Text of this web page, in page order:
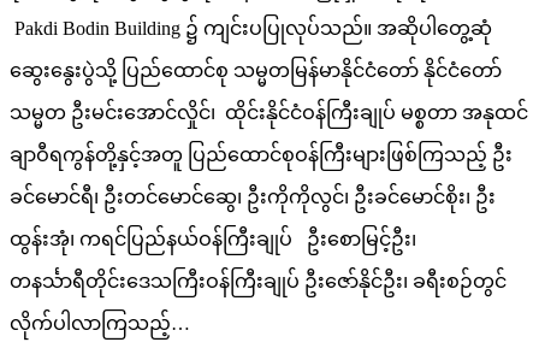
Pakdi Bodin Building ၌ ကျင်းပပြုလုပ်သည်။ အဆိုပါတွေ့ဆုံ
ဆွေးနွေးပွဲသို့ ပြည်ထောင်စု သမ္မတမြန်မာနိုင်ငံတော် နိုင်ငံတော်
သမ္မတ ဦးမင်းအောင်လှိုင်၊ ထိုင်းနိုင်ငံဝန်ကြီးချုပ် မစ္စတာ အနုထင်
ချာဝီရကွန်တို့နှင့်အတူ ပြည်ထောင်စုဝန်ကြီးများဖြစ်ကြသည့် ဦး
ခင်မောင်ရီ၊ ဦးတင်မောင်ဆွေ၊ ဦးကိုကိုလွင်၊ ဦးခင်မောင်စိုး၊ ဦး
ထွန်းအုံ၊ ကရင်ပြည်နယ်ဝန်ကြီးချုပ် ဦးစောမြင့်ဦး၊
တနင်္သာရီတိုင်းဒေသကြီးဝန်ကြီးချုပ် ဦးဇော်နိုင်ဦး၊ ခရီးစဉ်တွင်
လိုက်ပါလာကြသည့်…